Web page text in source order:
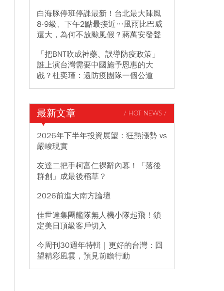
白海豚停班停課最新！台北最大陣風
8-9級、下午2點最接近…風雨比巴威
還大，為何不放颱風假？蔣萬安發聲
「把BNT吹成神藥、誤導防疫政策」
誰上演台灣需要中國施予恩惠的大
戲？杜奕瑾：還防疫團隊一個公道
最新文章 / HOT NEWS /
2026年下半年投資展望：狂熱漲勢 vs
嚴峻現實
友達二把手柯富仁裸辭內幕！「落後
群創」成最後稻草？
2026前進大南方論壇
佳世達集團艦隊無人機小隊起飛！鎖
定美日頂級客戶切入
今周刊30週年特輯｜更好的台灣：回
望精彩風雲，預見前瞻行動